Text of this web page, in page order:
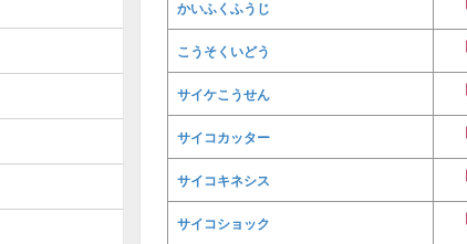
かいふくふうじ
こうそくいどう
サイケこうせん
サイコカッター
サイコキネシス
サイコショック